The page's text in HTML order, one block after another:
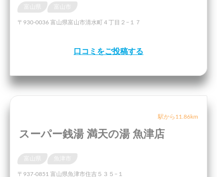
〒930-0036 富山県富山市清水町４丁目２−１７
口コミをご投稿する
駅から11.86km
スーパー銭湯 満天の湯 魚津店
〒937-0851 富山県魚津市住吉５３５−１